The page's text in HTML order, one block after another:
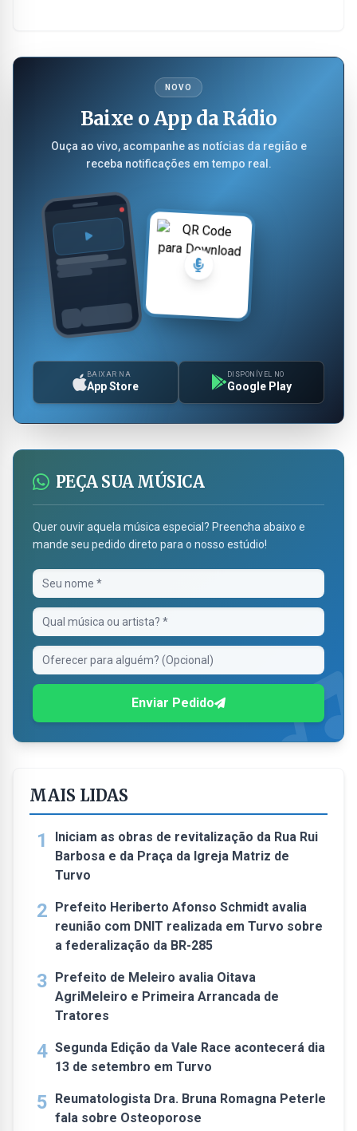
NOVO
Baixe o App da Rádio
Ouça ao vivo, acompanhe as notícias da região e
receba notificações em tempo real.
BAIXAR NA
App Store
DISPONÍVEL NO
Google Play
PEÇA SUA MÚSICA
Quer ouvir aquela música especial? Preencha abaixo e
mande seu pedido direto para o nosso estúdio!
Enviar Pedido
MAIS LIDAS
1
Iniciam as obras de revitalização da Rua Rui
Barbosa e da Praça da Igreja Matriz de
Turvo
2 Prefeito Heriberto Afonso Schmidt avalia
reunião com DNIT realizada em Turvo sobre
a federalização da BR-285
3 Prefeito de Meleiro avalia Oitava
AgriMeleiro e Primeira Arrancada de
Tratores
4 Segunda Edição da Vale Race acontecerá dia
13 de setembro em Turvo
5 Reumatologista Dra. Bruna Romagna Peterle
fala sobre Osteoporose